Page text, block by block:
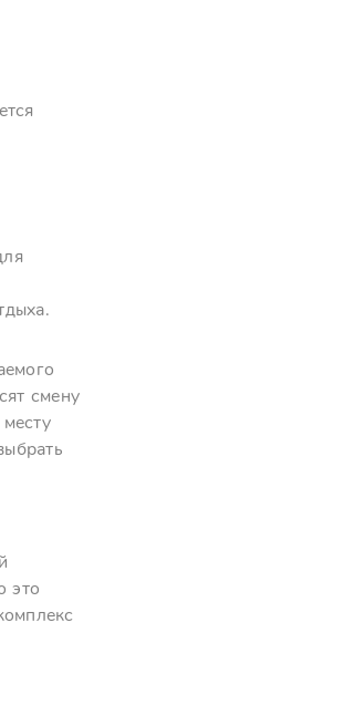
смену
это